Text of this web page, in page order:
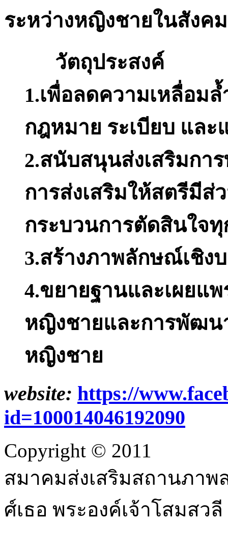
ระหว่างหญิงชายในสังคม
วัตถุประสงค์
1.เพื่อลดความเหลื่อม
กฎหมาย ระเบียบ แล
2.สนับสนุนส่งเสริมกา
การส่งเสริมให้สตรีมีส่
กระบวนการตัดสินใจ
3.สร้างภาพลักษณ์เชิง
4.ขยายฐานและเผยแ
หญิงชายและการพัฒน
หญิงชาย
website: https://
id=100014046192090
Copyright © 2011
สมาคมส่งเสริมสถานภาพ
ศ์เธอ พระองค์เจ้าโสมส